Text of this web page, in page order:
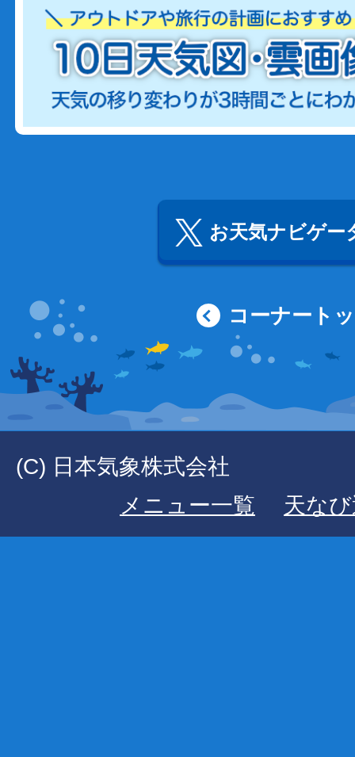
お天気ナビゲー
コーナート
(C) 日本気象株式会社
メニュー一覧
天な